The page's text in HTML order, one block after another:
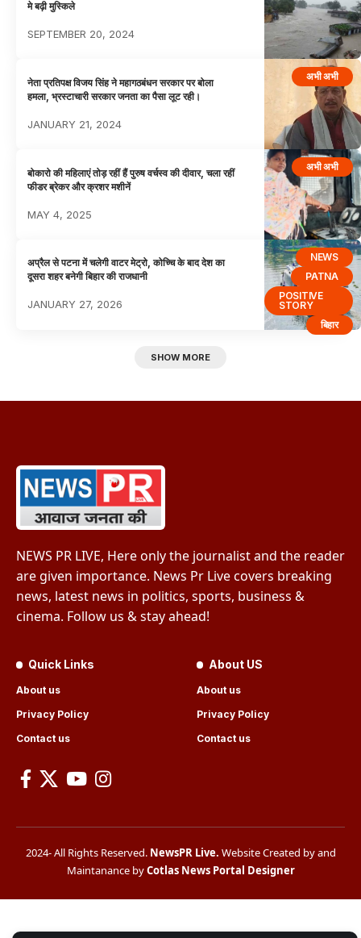
मे बढ़ी मुस्किले
SEPTEMBER 20, 2024
अभी अभी
नेता प्रतिपक्ष विजय सिंह ने महागठबंधन सरकार पर बोला
हमला, भ्रस्टाचारी सरकार जनता का पैसा लूट रही।
JANUARY 21, 2024
अभी अभी
बोकारो की महिलाएं तोड़ रहीं हैं पुरुष वर्चस्व की दीवार, चला रहीं
फीडर ब्रेकर और क्रशर मशीनें
MAY 4, 2025
NEWS
PATNA
POSITIVE
STORY
बिहार
अप्रैल से पटना में चलेगी वाटर मेट्रो, कोच्चि के बाद देश का
दूसरा शहर बनेगी बिहार की राजधानी
JANUARY 27, 2026
SHOW MORE
NEWS PR LIVE, Here only the journalist and the reader
are given importance. News Pr Live covers breaking
news, latest news in politics, sports, business &
cinema. Follow us & stay ahead!
Quick Links
About us
Privacy Policy
Contact us
About US
About us
Privacy Policy
Contact us
2024- All Rights Reserved. NewsPR Live. Website Created by and
Maintanance byCotlas News Portal Designer